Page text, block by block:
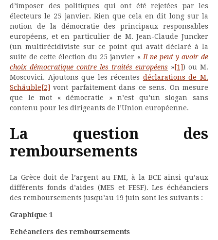
d’imposer des politiques qui ont été rejetées par les
électeurs le 25 janvier. Rien que cela en dit long sur la
notion de la démocratie des principaux responsables
européens, et en particulier de M. Jean-Claude Juncker
(un multirécidiviste sur ce point qui avait déclaré à la
suite de cette élection du 25 janvier « Il ne peut y avoir de
choix démocratique contre les traités européens »[1]) ou M.
Moscovici. Ajoutons que les récentes déclarations de M.
Schäuble [2] vont parfaitement dans ce sens. On mesure
que le mot « démocratie » n’est qu’un slogan sans
contenu pour les dirigeants de l’Union européenne.
La question des
remboursements
La Grèce doit de l’argent au FMI, à la BCE ainsi qu’aux
différents fonds d’aides (MES et FESF). Les échéanciers
des remboursements jusqu’au 19 juin sont les suivants :
Graphique 1
Echéanciers des remboursements